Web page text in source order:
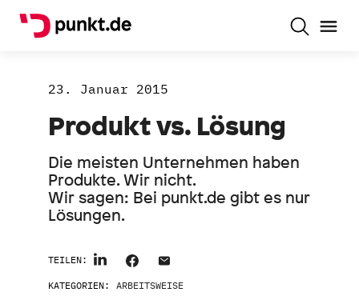
23. Januar 2015
Produkt vs. Lösung
Die meisten Unternehmen haben
Produkte. Wir nicht.
Wir sagen: Bei punkt.de gibt es nur
Lösungen.
TEILEN:
KATEGORIEN: ARBEITSWEISE